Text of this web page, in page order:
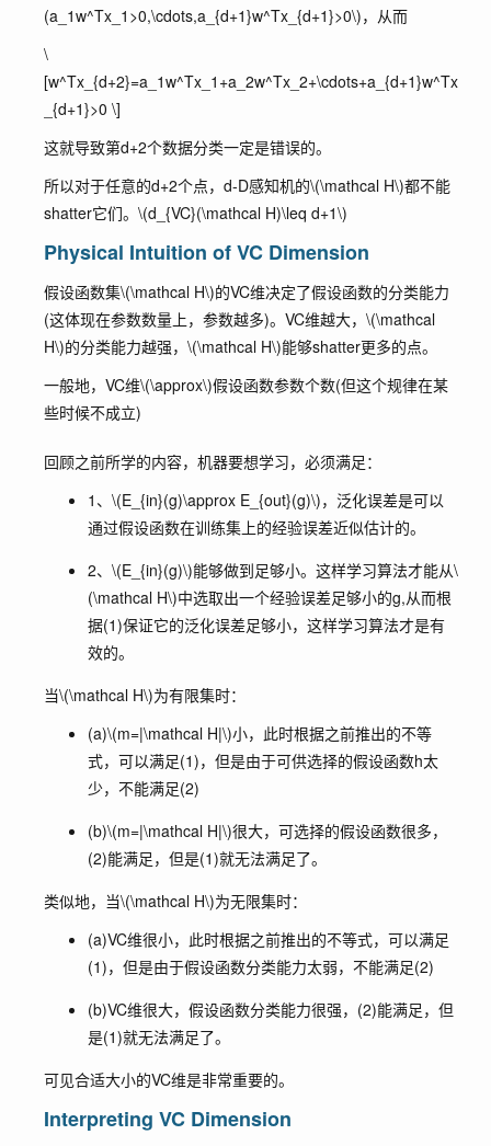
(a_1w^Tx_1>0,\cdots,a_{d+1}w^Tx_{d+1}>0\)，从而
\
[w^Tx_{d+2}=a_1w^Tx_1+a_2w^Tx_2+\cdots+a_{d+1}w^Tx
_{d+1}>0 \]
这就导致第d+2个数据分类一定是错误的。
所以对于任意的d+2个点，d-D感知机的\(\mathcal H\)都不能
shatter它们。 \(d_{VC}(\mathcal H)\leq d+1\)
Physical Intuition of VC Dimension
假设函数集\(\mathcal H\)的VC维决定了假设函数的分类能力
(这体现在参数数量上，参数越多)。VC维越大， \(\mathcal
H\)的分类能力越强， \(\mathcal H\)能够shatter更多的点。
一般地，VC维\(\approx\)假设函数参数个数(但这个规律在某
些时候不成立)
回顾之前所学的内容，机器要想学习，必须满足：
1、 \(E_{in}(g)\approx E_{out}(g)\)，泛化误差是可以
通过假设函数在训练集上的经验误差近似估计的。
2、 \(E_{in}(g)\)能够做到足够小。这样学习算法才能从\
(\mathcal H\)中选取出一个经验误差足够小的g,从而根
据(1)保证它的泛化误差足够小，这样学习算法才是有
效的。
当\(\mathcal H\)为有限集时：
(a)\(m=|\mathcal H|\)小，此时根据之前推出的不等
式，可以满足(1)，但是由于可供选择的假设函数h太
少，不能满足(2)
(b)\(m=|\mathcal H|\)很大，可选择的假设函数很多，
(2)能满足，但是(1)就无法满足了。
类似地，当\(\mathcal H\)为无限集时：
(a)VC维很小，此时根据之前推出的不等式，可以满足
(1)，但是由于假设函数分类能力太弱，不能满足(2)
(b)VC维很大，假设函数分类能力很强，(2)能满足，但
是(1)就无法满足了。
可见合适大小的VC维是非常重要的。
Interpreting VC Dimension